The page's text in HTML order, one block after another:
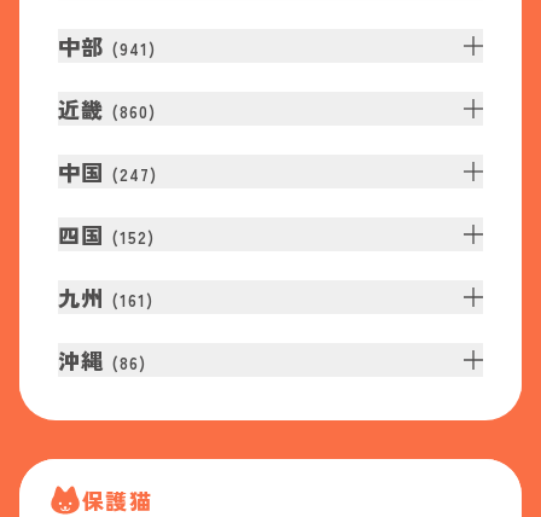
中部 (941 )
近畿 (860)
中国 (247)
四国 (152)
九州 (161 )
沖縄 (86)
保護猫